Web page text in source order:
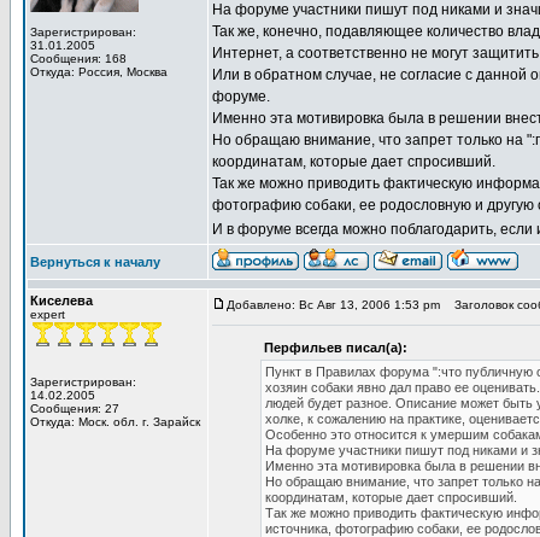
Зарегистрирован:
31.01.2005
Сообщения: 168
Откуда: Россия, Москва
На форуме участники пишут под никами и
Так же, конечно, подавляющее количество
Интернет, а соответственно не могут
Или в обратном случае, не согласие с
форуме.
Именно эта мотивировка была в решении
Но обращаю внимание, что запрет только на
координатам, которые дает спросивший.
Так же можно приводить фактическую
фотографию собаки, ее родословную и
И в форуме всегда можно поблагодарить,
Вернуться к началу
Киселева
expert
Зарегистрирован:
14.02.2005
Сообщения: 27
Откуда: Моск. обл. г. Зарайск
Добавлено: Вс Авг 13, 2006 1:53 pm Заголовок
Перфильев писал(а):
Пункт в Правилах форума ":что публичную
хозяин собаки явно дал право ее
людей будет разное. Описание может быть
холке, к сожалению на практике,
Особенно это относится к умершим
На форуме участники пишут под никами и
Именно эта мотивировка была в решении
Но обращаю внимание, что запрет только
координатам, которые дает спросивший.
Так же можно приводить фактическую
источника, фотографию собаки, ее